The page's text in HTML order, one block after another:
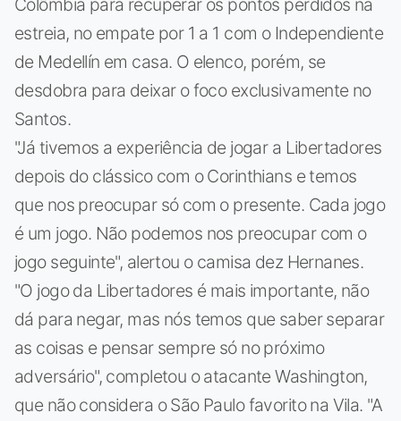
estreia, no empate por 1 a 1 com o Independiente
de Medellín em casa. O elenco, porém, se
desdobra para deixar o foco exclusivamente no
Santos.
"Já tivemos a experiência de jogar a Libertadores
depois do clássico com o Corinthians e temos
que nos preocupar só com o presente. Cada jogo
é um jogo. Não podemos nos preocupar com o
jogo seguinte", alertou o camisa dez Hernanes.
"O jogo da Libertadores é mais importante, não
dá para negar, mas nós temos que saber separar
as coisas e pensar sempre só no próximo
adversário", completou o atacante Washington,
que não considera o São Paulo favorito na Vila. "A